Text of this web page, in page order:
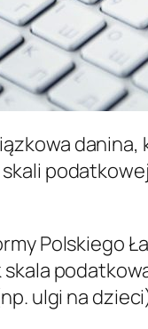
Polskiego
ulgi na